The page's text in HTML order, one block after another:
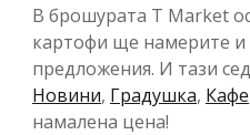
В брошурата T Market
картофи ще намерите и
предложения. И тази
Новини, Градушка, Кафе
намалена цена!